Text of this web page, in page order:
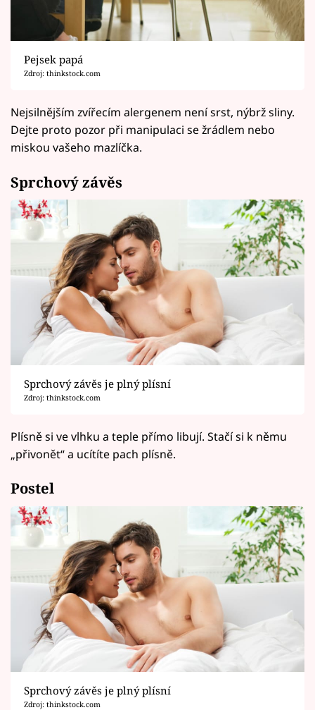
Pejsek papá
Zdroj: thinkstock.com
Nejsilnějším zvířecím alergenem není srst, nýbrž sliny.
Dejte proto pozor při manipulaci se žrádlem nebo
miskou vašeho mazlíčka.
Sprchový závěs
Sprchový závěs je plný plísní
Zdroj: thinkstock.com
Plísně si ve vlhku a teple přímo libují. Stačí si k němu
„přivonět“ a ucítíte pach plísně.
Postel
Sprchový závěs je plný plísní
Zdroj: thinkstock.com